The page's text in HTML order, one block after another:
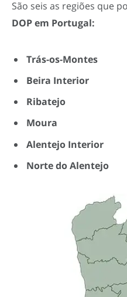
São seis as regiões que
DOP em Portugal:
Trás-os-Montes
Beira Interior
Ribatejo
Moura
Alentejo Interior
Norte do Alentejo